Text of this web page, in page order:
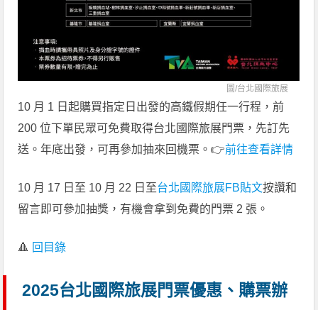
圖/台北國際旅展
10 月 1 日起購買指定日出發的高鐵假期任一行程，前
200 位下單民眾可免費取得台北國際旅展門票，先訂先
送。年底出發，可再參加抽來回機票。👉前往查看詳情
10 月 17 日至 10 月 22 日至台北國際旅展FB貼文按讚和
留言即可參加抽獎，有機會拿到免費的門票 2 張。
🔺 回目錄
2025台北國際旅展門票優惠、購票辦